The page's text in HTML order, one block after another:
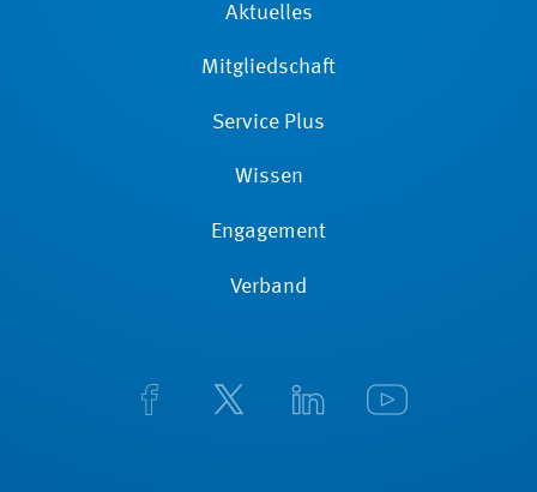
Aktuelles
Mitgliedschaft
Service Plus
Wissen
Engagement
Verband